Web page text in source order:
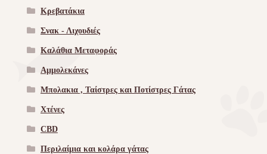
Κρεβατάκια
Σνακ - Λιχουδιές
Καλάθια Μεταφοράς
Αμμολεκάνες
Μπολακια , Ταίστρες και Ποτίστρες Γάτας
Χτένες
CBD
Περιλαίμια και κολάρα γάτας